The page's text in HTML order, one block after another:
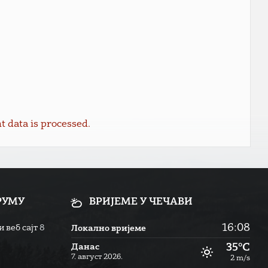
data is processed.
веб сајт 8
ВРИЈЕМЕ У ЧЕЧАВИ
Локално вријеме 16:08
Данас
7. август 2026.
35°C
2 m/s